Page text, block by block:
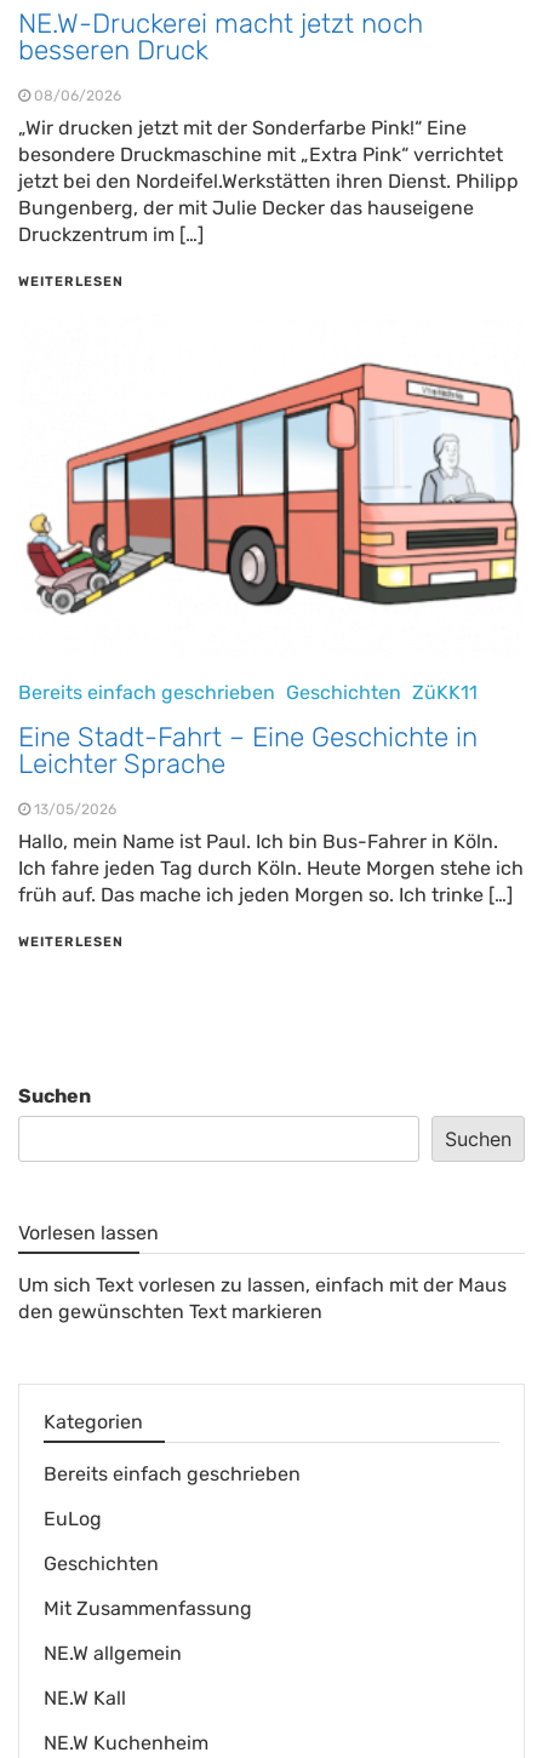
NE.W-Druckerei macht jetzt noch
besseren Druck
08/06/2026
„Wir drucken jetzt mit der Sonderfarbe Pink!“ Eine
besondere Druckmaschine mit „Extra Pink“ verrichtet
jetzt bei den Nordeifel.Werkstätten ihren Dienst. Philipp
Bungenberg, der mit Julie Decker das hauseigene
Druckzentrum im […]
WEITERLESEN
Bereits einfach geschrieben Geschichten ZüKK11
Eine Stadt-Fahrt – Eine Geschichte in
Leichter Sprache
13/05/2026
Hallo, mein Name ist Paul. Ich bin Bus-Fahrer in Köln.
Ich fahre jeden Tag durch Köln. Heute Morgen stehe ich
früh auf. Das mache ich jeden Morgen so. Ich trinke […]
WEITERLESEN
Suchen
Suchen
Vorlesen lassen
Um sich Text vorlesen zu lassen, einfach mit der Maus
den gewünschten Text markieren
Kategorien
Bereits einfach geschrieben
EuLog
Geschichten
Mit Zusammenfassung
NE.W allgemein
NE.W Kall
NE.W Kuchenheim